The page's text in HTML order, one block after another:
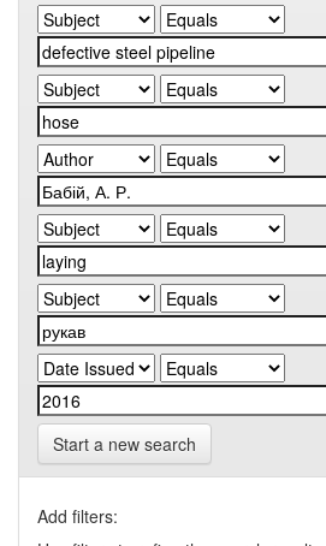
Start a new search
Add filters: